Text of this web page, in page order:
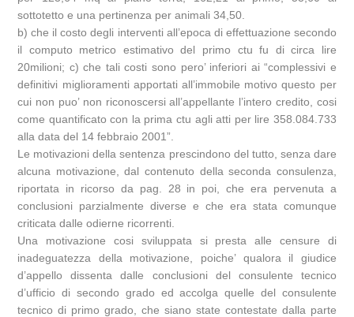
sottotetto e una pertinenza per animali 34,50.
b) che il costo degli interventi all’epoca di effettuazione secondo
il computo metrico estimativo del primo ctu fu di circa lire
20milioni; c) che tali costi sono pero’ inferiori ai “complessivi e
definitivi miglioramenti apportati all’immobile motivo questo per
cui non puo’ non riconoscersi all’appellante l’intero credito, cosi
come quantificato con la prima ctu agli atti per lire 358.084.733
alla data del 14 febbraio 2001”.
Le motivazioni della sentenza prescindono del tutto, senza dare
alcuna motivazione, dal contenuto della seconda consulenza,
riportata in ricorso da pag. 28 in poi, che era pervenuta a
conclusioni parzialmente diverse e che era stata comunque
criticata dalle odierne ricorrenti.
Una motivazione cosi sviluppata si presta alle censure di
inadeguatezza della motivazione, poiche’ qualora il giudice
d’appello dissenta dalle conclusioni del consulente tecnico
d’ufficio di secondo grado ed accolga quelle del consulente
tecnico di primo grado, che siano state contestate dalla parte